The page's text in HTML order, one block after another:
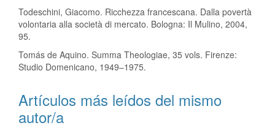
Todeschini, Giacomo. Ricchezza francescana. Dalla povertà
volontaria alla società di mercato. Bologna: Il Mulino, 2004,
95.
Tomás de Aquino. Summa Theologiae, 35 vols. Firenze:
Studio Domenicano, 1949–1975.
Artículos más leídos del mismo
autor/a